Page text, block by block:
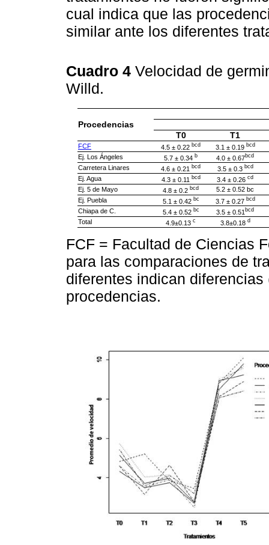
cual indica que las
similar ante los diferentes
Cuadro 4 Velocidad de
Willd.
Procedencias
T0
T1
FCF 4.5 ± 0.22 bcd 3.1 ± 0.19 bcd
Ej. Los Ángeles 5.7 ± 0.34 b 4.0 ± 0.67bcd
Carretera Linares 4.6 ± 0.21 bcd 3.5 ± 0.3 bcd
Ej. Agua 4.3 ± 0.11 bcd 3.4 ± 0.26 cd
Ej. 5 de Mayo 4.8 ± 0.2 bcd
5.2 ± 0.52 bc
Ej. Puebla
5.1 ± 0.42 bc 3.7 ± 0.27 bcd
Chiapa de C. 5.4 ± 0.52 bc 3.5 ± 0.51 bcd
Total 4.9±0.13 c 3.8±0.18 d
FCF = Facultad de Ciencias
para las comparaciones de
diferentes indican
procedencias.